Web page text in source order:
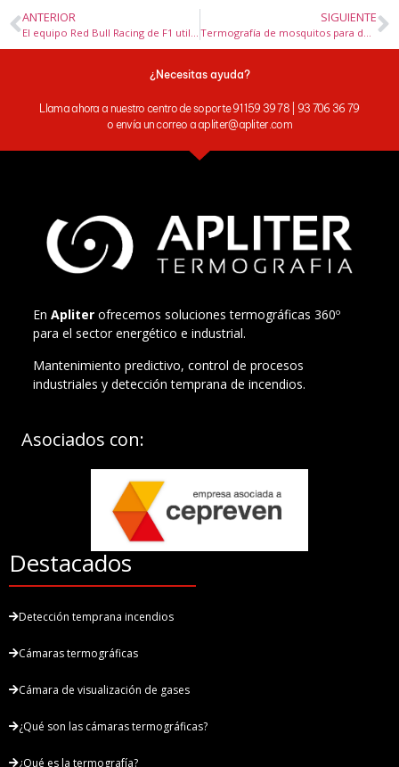
ANTERIOR
El equipo Red Bull Racing de F1 utilizan cámaras termográficas FLIR en el túnel de viento
SIGUIENTE
Termografía de mosquitos para desarrollo de formulaciones naturales de repelentes de mosquito
¿Necesitas ayuda?
Llama ahora a nuestro centro de soporte 91 159 39 78 | 93 706 36 79
o envía un correo a apliter@apliter.com
En Apliter ofrecemos soluciones termográficas 360º
para el sector energético e industrial.
Mantenimiento predictivo, control de procesos
industriales y detección temprana de incendios.
Asociados con:
Destacados
Detección temprana incendios
Cámaras termográficas
Cámara de visualización de gases
¿Qué son las cámaras termográficas?
¿Qué es la termografía?